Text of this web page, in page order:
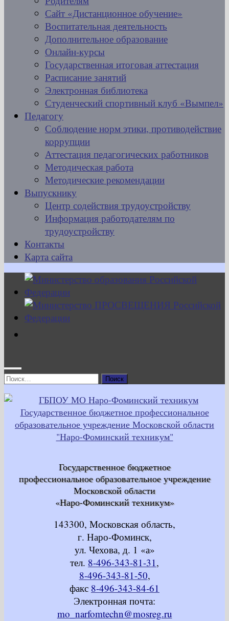
Сайт «Дистанционное обучение»
Воспитательная деятельность
Дополнительное образование
Онлайн-курсы
Государственная итоговая аттестация
Расписание занятий
Электронная библиотека
Студенческий спортивный клуб «Вымпел»
Педагогу
Соблюдение норм этики, противодействие
коррупции
Аттестация педагогических работников
Методическая работа
Методические рекомендации
Выпускнику
Центр содействия трудоустройству
Информация работодателям по
трудоустройству
Контакты
Карта сайта
Найти:
Государственное бюджетное
профессиональное образовательное учреждение
Московской области
«Наро-Фоминский техникум»
143300, Московская область,
г. Наро-Фоминск,
ул. Чехова, д. 1 «а»
тел. 8-496-343-81-31,
8-496-343-81-50,
факс 8-496-343-84-61
Электронная почта:
mo_narfomtechn@mosreg.ru